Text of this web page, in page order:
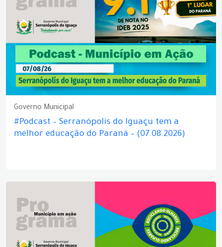
Governo Municipal
#Podcast – Serranópolis do Iguaçu tem a
melhor educação do Paraná – (07.08.2026)